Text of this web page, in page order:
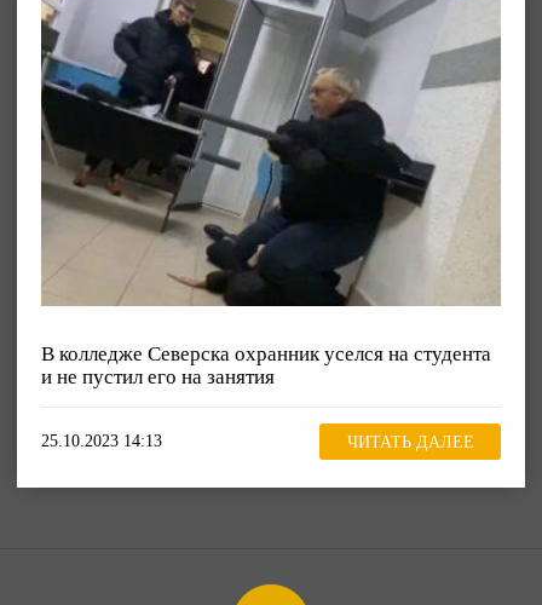
В колледже Северска охранник уселся на студента
и не пустил его на занятия
25.10.2023 14:13 ЧИТАТЬ ДАЛЕЕ